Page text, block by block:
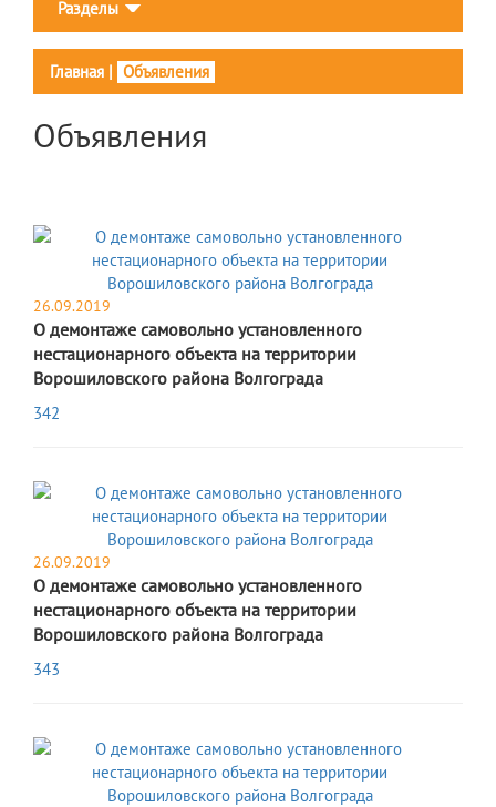
Разделы
Главная | Объявления
Объявления
26.09.2019
О демонтаже самовольно установленного
нестационарного объекта на территории
Ворошиловского района Волгограда
342
26.09.2019
О демонтаже самовольно установленного
нестационарного объекта на территории
Ворошиловского района Волгограда
343